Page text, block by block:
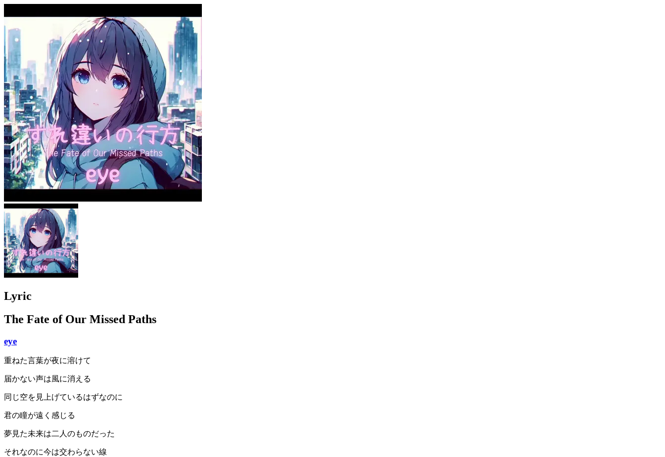
Lyric
The Fate of Our Missed Paths
eye
重ねた言葉が夜に溶けて
届かない声は風に消える
同じ空を見上げているはずなのに
君の瞳が遠く感じる
夢見た未来は二人のものだった
それなのに今は交わらない線